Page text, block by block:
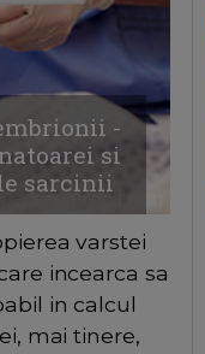
-
si
sarcinii
varstei
incearca sa
in calcul
mai tinere,